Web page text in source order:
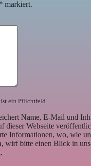
* markiert.
ein Pflichtfeld
Name, E-Mail und
dieser Webseite
Informationen, wo, wie
wirf bitte einen Blick in